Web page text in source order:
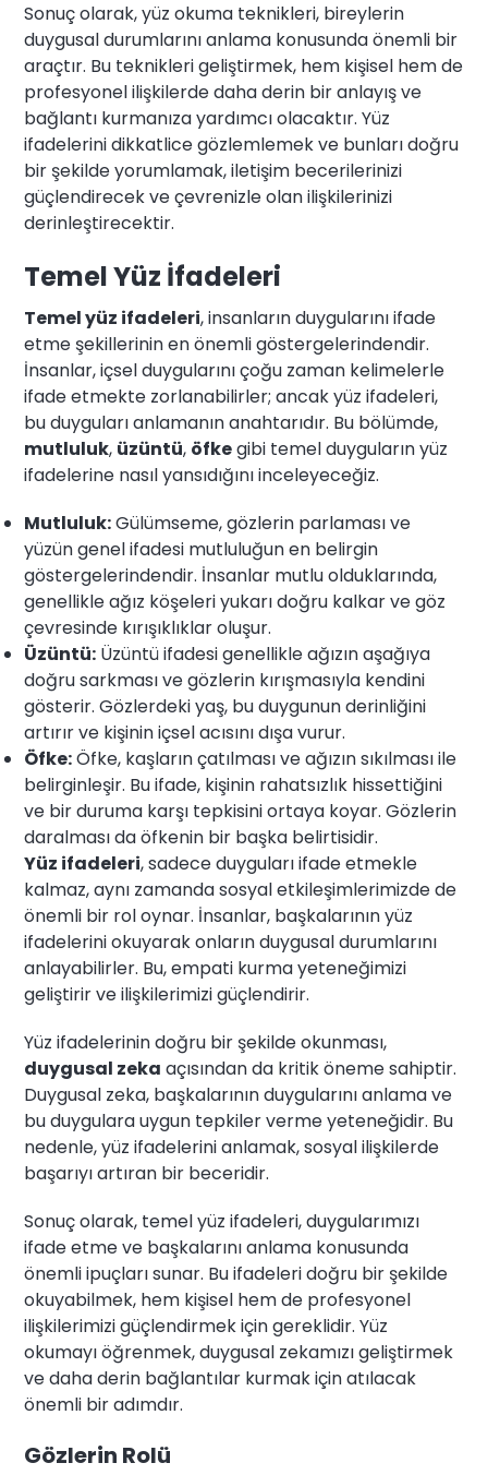
Sonuç olarak, yüz okuma teknikleri, bireylerin
duygusal durumlarını anlama konusunda önemli bir
araçtır. Bu teknikleri geliştirmek, hem kişisel hem de
profesyonel ilişkilerde daha derin bir anlayış ve
bağlantı kurmanıza yardımcı olacaktır. Yüz
ifadelerini dikkatlice gözlemlemek ve bunları doğru
bir şekilde yorumlamak, iletişim becerilerinizi
güçlendirecek ve çevrenizle olan ilişkilerinizi
derinleştirecektir.
Temel Yüz İfadeleri
Temel yüz ifadeleri, insanların duygularını ifade
etme şekillerinin en önemli göstergelerindendir.
İnsanlar, içsel duygularını çoğu zaman kelimelerle
ifade etmekte zorlanabilirler; ancak yüz ifadeleri,
bu duyguları anlamanın anahtarıdır. Bu bölümde,
mutluluk, üzüntü, öfkegibi temel duyguların yüz
ifadelerine nasıl yansıdığını inceleyeceğiz.
Mutluluk:Gülümseme, gözlerin parlaması ve
yüzün genel ifadesi mutluluğun en belirgin
göstergelerindendir. İnsanlar mutlu olduklarında,
genellikle ağız köşeleri yukarı doğru kalkar ve göz
çevresinde kırışıklıklar oluşur.
Üzüntü: Üzüntü ifadesi genellikle ağızın aşağıya
doğru sarkması ve gözlerin kırışmasıyla kendini
gösterir. Gözlerdeki yaş, bu duygunun derinliğini
artırır ve kişinin içsel acısını dışa vurur.
Öfke:Öfke, kaşların çatılması ve ağızın sıkılması ile
belirginleşir. Bu ifade, kişinin rahatsızlık hissettiğini
ve bir duruma karşı tepkisini ortaya koyar. Gözlerin
daralması da öfkenin bir başka belirtisidir.
Yüz ifadeleri, sadece duyguları ifade etmekle
kalmaz, aynı zamanda sosyal etkileşimlerimizde de
önemli bir rol oynar. İnsanlar, başkalarının yüz
ifadelerini okuyarak onların duygusal durumlarını
anlayabilirler. Bu, empati kurma yeteneğimizi
geliştirir ve ilişkilerimizi güçlendirir.
Yüz ifadelerinin doğru bir şekilde okunması,
duygusal zeka açısından da kritik öneme sahiptir.
Duygusal zeka, başkalarının duygularını anlama ve
bu duygulara uygun tepkiler verme yeteneğidir. Bu
nedenle, yüz ifadelerini anlamak, sosyal ilişkilerde
başarıyı artıran bir beceridir.
Sonuç olarak, temel yüz ifadeleri, duygularımızı
ifade etme ve başkalarını anlama konusunda
önemli ipuçları sunar. Bu ifadeleri doğru bir şekilde
okuyabilmek, hem kişisel hem de profesyonel
ilişkilerimizi güçlendirmek için gereklidir. Yüz
okumayı öğrenmek, duygusal zekamızı geliştirmek
ve daha derin bağlantılar kurmak için atılacak
önemli bir adımdır.
Gözlerin Rolü